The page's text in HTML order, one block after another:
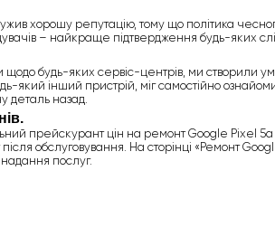
хорошу репутацію, тому що політика
– найкраще підтвердження будь-яких
будь-яких сервіс-центрів, ми створили
який інший пристрій, міг самостійно
деталь назад.
прейскурант цін на ремонт Google Pixel 5a
обслуговування. На сторінці «Ремонт
надання послуг.